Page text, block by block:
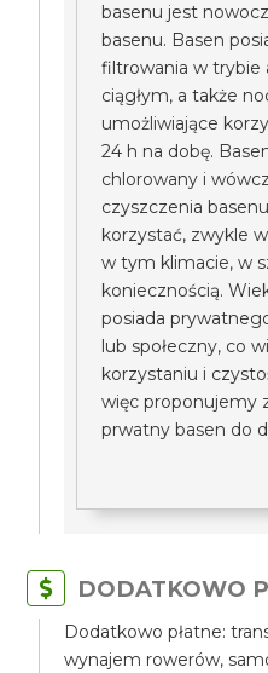
basenu jest
basenu. Basen
filtrowania w
ciągłym, a także
umożliwiające
24 h na dobę.
chlorowany i
czyszczenia
korzystać, zwykle
w tym klimacie, w
koniecznością.
posiada
lub społeczny, co
korzystaniu i
więc proponujemy
prwatny basen do
DODATKOWO
Dodatkowo płatne:
wynajem rowerów,